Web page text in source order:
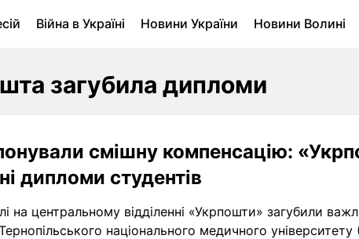
Війна в Україні Новини України
Новини Волині
загубила дипломи
смішну компенсацію:
дипломи студентів
на центральному відділенні «Укрпошти» загубили
національного медичного